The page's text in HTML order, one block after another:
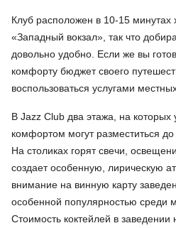
Клуб расположен в 10-15 минутах
«Западный вокзал», так что
довольно удобно. Если же вы
комфорту бюджет своего
воспользоваться услугами местных
В Jazz Club два этажа, на которых
комфортом могут разместиться до
На столиках горят свечи,
создает особенную, лирическую
внимание на винную карту
особенной популярностью среди
Стоимость коктейлей в заведении